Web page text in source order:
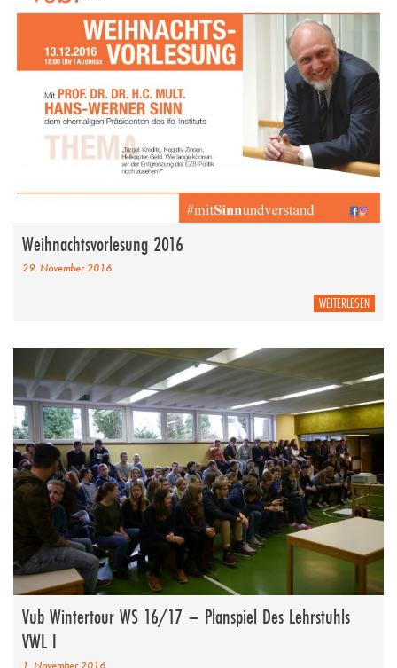
Weihnachtsvorlesung 2016
29. November 2016
WEITERLESEN
Vub Wintertour WS 16/17 – Planspiel Des Lehrstuhls
VWL I
1. November 2016